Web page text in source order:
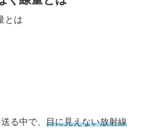
る中で、 目に見えない放射線